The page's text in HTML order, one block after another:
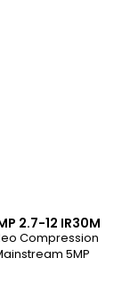
2.7-12 IR30M
Compression
5MP
|